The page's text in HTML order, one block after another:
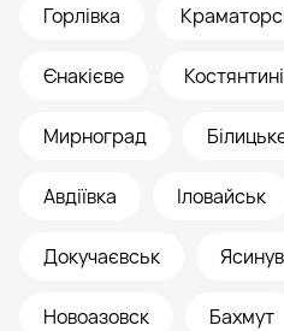
Горлівка
Єнакієве
Мирноград
Авдіївка Іловайськ
Докучаєвськ
Новоазовск Бахмут